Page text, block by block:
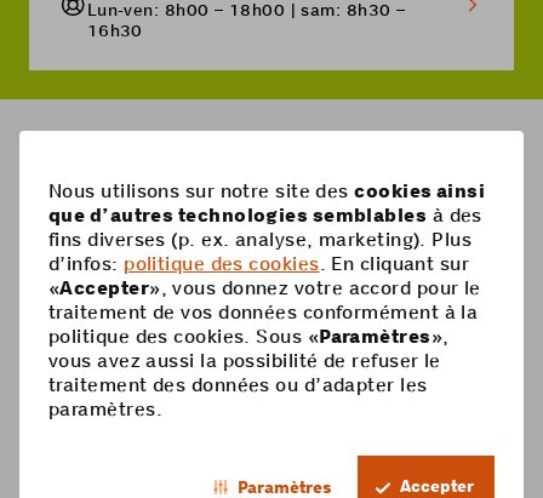
Lun-ven: 8h00 – 18h00 | sam: 8h30 –
16h30
Pied
de
page
Mobile
Abonnements mobiles
Carte Prepaid
Options
Aide
Supercard
Recharge Prepaid
Coop Mobile
Contact
FR
Nous utilisons sur notre site descookies ainsi
que d’autres technologies semblables à des
fins diverses (p. ex. analyse, marketing). Plus
d’infos: politique des cookies . En cliquant sur
«Accepter», vous donnez votre accord pour le
traitement de vos données conformément à la
politique des cookies. Sous «Paramètres»,
vous avez aussi la possibilité de refuser le
traitement des données ou d’adapter les
paramètres.
Paramètres Accepter